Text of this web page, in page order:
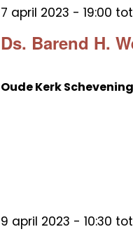
Ds. Barend H.
7 april 2023 - 19:00 tot
Oude Kerk
9 april 2023 - 10:30 tot